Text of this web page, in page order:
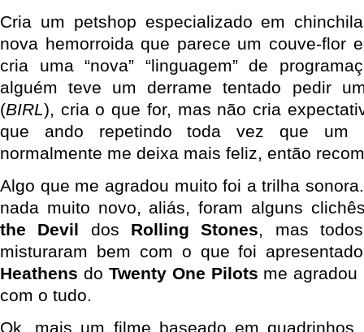
Cria um petshop especializado em
nova hemorroida que parece um couve-flor
cria uma “nova” “linguagem” de
alguém teve um derrame tentado pedir
(BIRL), cria o que for, mas não cria
que ando repetindo toda vez que um
normalmente me deixa mais feliz, então
Algo que me agradou muito foi a trilha
nada muito novo, aliás, foram alguns
the Devil dos Rolling Stones, mas
misturaram bem com o que foi
Heathens do Twenty One Pilots me agradou
com o tudo.
Ok, mais um filme baseado em